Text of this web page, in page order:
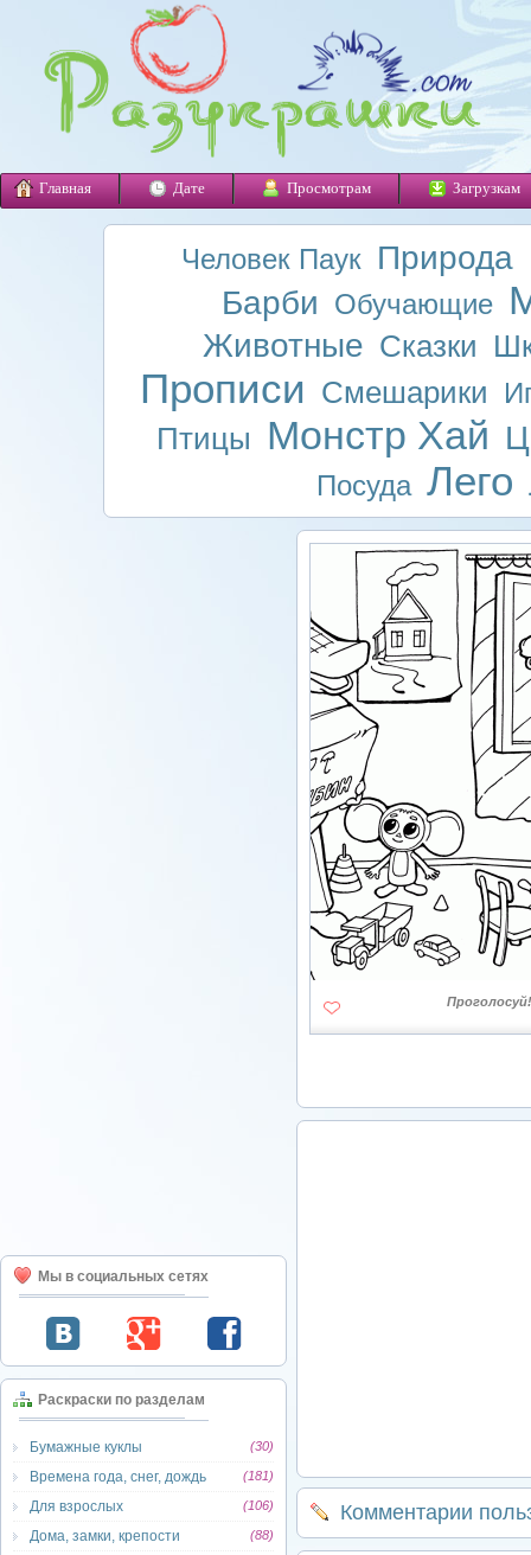
Главная Дате Просмотрам Загрузкам
Человек Паук Природа
Барби Обучающие
Животные Сказки
Прописи Смешарики
Птицы Монстр Хай
Посуда Лего
Мы в социальных сетях
Раскраски по разделам
Бумажные куклы (30)
Времена года, снег, дождь (181)
Для взрослых (106)
Дома, замки, крепости (88)
Проголосуй!
Комментарии